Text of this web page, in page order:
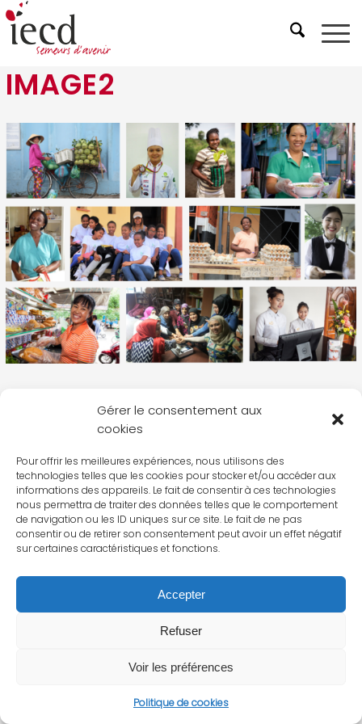
Gérer le consentement aux
cookies
Pour offrir les meilleures expériences, nous utilisons des
technologies telles que les cookies pour stocker et/ou accéder aux
informations des appareils. Le fait de consentir à ces technologies
nous permettra de traiter des données telles que le comportement
de navigation ou les ID uniques sur ce site. Le fait de ne pas
consentir ou de retirer son consentement peut avoir un effet négatif
sur certaines caractéristiques et fonctions.
Accepter
Refuser
Voir les préférences
Politique de cookies
IMAGE2